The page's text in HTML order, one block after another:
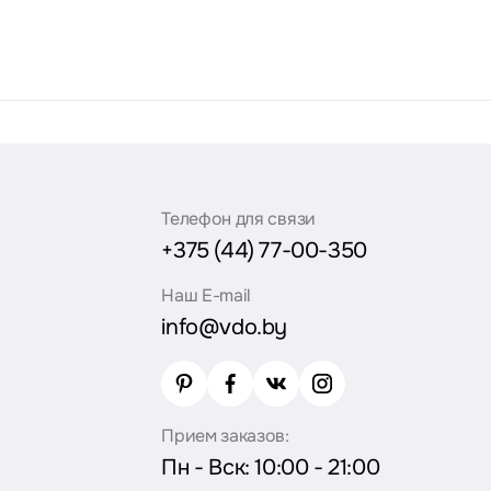
Телефон для связи
+375 (44) 77-00-350
Наш E-mail
info@vdo.by
Прием заказов:
Пн - Вск: 10:00 - 21:00